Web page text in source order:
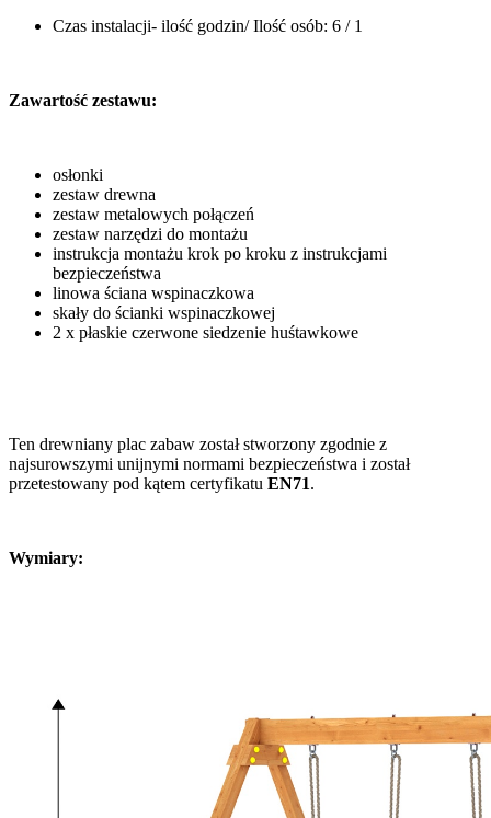
Czas instalacji- ilość godzin/ Ilość osób: 6 / 1
Zawartość zestawu:
osłonki
zestaw drewna
zestaw metalowych połączeń
zestaw narzędzi do montażu
instrukcja montażu krok po kroku z instrukcjami
bezpieczeństwa
linowa ściana wspinaczkowa
skały do ścianki wspinaczkowej
2 x płaskie czerwone siedzenie huśtawkowe
Ten drewniany plac zabaw został stworzony zgodnie z
najsurowszymi unijnymi normami bezpieczeństwa i został
przetestowany pod kątem certyfikatu EN71.
Wymiary: